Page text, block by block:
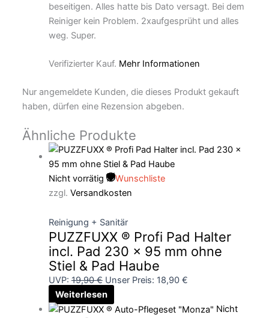
beseitigen. Alles hatte bis Dato versagt. Bei dem
Reiniger kein Problem. 2xaufgesprüht und alles
weg. Super.
Verifizierter Kauf. Mehr Informationen
Nur angemeldete Kunden, die dieses Produkt gekauft
haben, dürfen eine Rezension abgeben.
Ähnliche Produkte
Nicht vorrätig
Wunschliste
zzgl. Versandkosten
Reinigung + Sanitär
PUZZFUXX ® Profi Pad Halter
incl. Pad 230 x 95 mm ohne
Stiel & Pad Haube
UVP: 19,90€ Unser Preis: 18,90 €
Weiterlesen
Nicht